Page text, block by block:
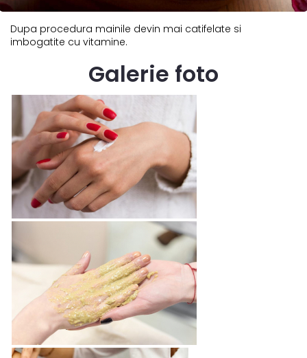
Dupa procedura mainile devin mai catifelate si
imbogatite cu vitamine.
Galerie foto